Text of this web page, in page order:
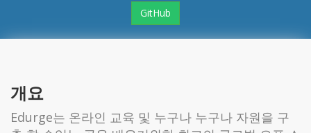
GitHub
개요
Edurge는 온라인 교육 및 누구나 누구나 자원을 구